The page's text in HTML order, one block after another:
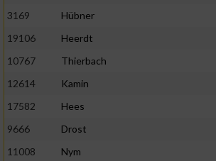
3169
Hübner
19106
Heerdt
10767
Thierbach
12614
Kamin
17582
Hees
9666
Drost
11008
Nym